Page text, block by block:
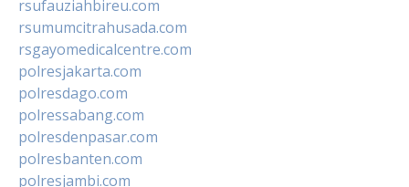
rsufauziahbireu.com
rsumumcitrahusada.com
rsgayomedicalcentre.com
polresjakarta.com
polresdago.com
polressabang.com
polresdenpasar.com
polresbanten.com
polresjambi.com